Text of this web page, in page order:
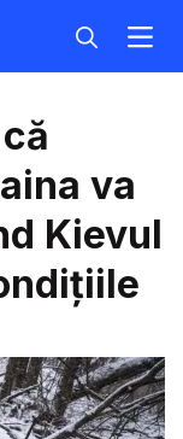
va
Kievul